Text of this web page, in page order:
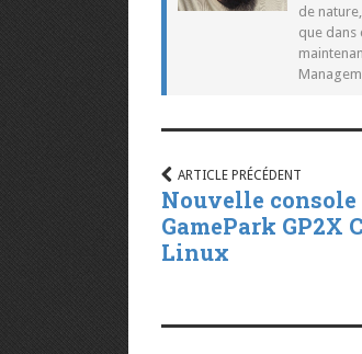
de
que dans
ARTICLE PRÉCÉDENT
Nouvelle console
GamePark GP2X
Linux